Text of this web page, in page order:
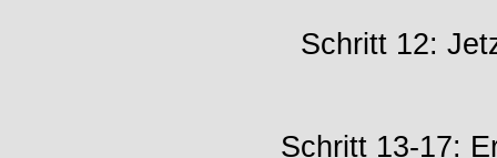
Schritt 12:
Schritt 13-17: